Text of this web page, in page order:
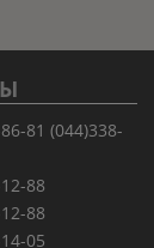
81 (044)338-
88
88
05